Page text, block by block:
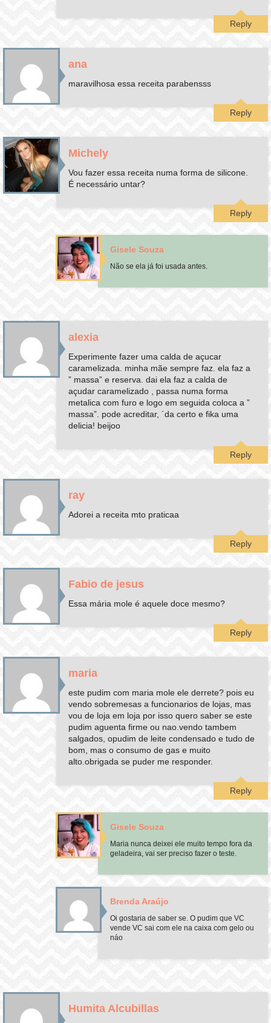
Reply
ana
maravilhosa essa receita parabensss
Reply
Michely
Vou fazer essa receita numa forma de silicone.
É necessário untar?
Reply
Gisele Souza
Não se ela já foi usada antes.
alexia
Experimente fazer uma calda de açucar
caramelizada. minha mãe sempre faz. ela faz a
” massa” e reserva. dai ela faz a calda de
açudar caramelizado , passa numa forma
metalica com furo e logo em seguida coloca a ”
massa”. pode acreditar, ´da certo e fika uma
delicia! beijoo
Reply
ray
Adorei a receita mto praticaa
Reply
Fabio de jesus
Essa mária mole é aquele doce mesmo?
Reply
maria
este pudim com maria mole ele derrete? pois eu
vendo sobremesas a funcionarios de lojas, mas
vou de loja em loja por isso quero saber se este
pudim aguenta firme ou nao.vendo tambem
salgados, opudim de leite condensado e tudo de
bom, mas o consumo de gas e muito
alto.obrigada se puder me responder.
Reply
Gisele Souza
Maria nunca deixei ele muito tempo fora da
geladeira, vai ser preciso fazer o teste.
Brenda Araújo
Oi gostaria de saber se. O pudim que VC
vende VC sai com ele na caixa com gelo ou
náo
Humita Alcubillas